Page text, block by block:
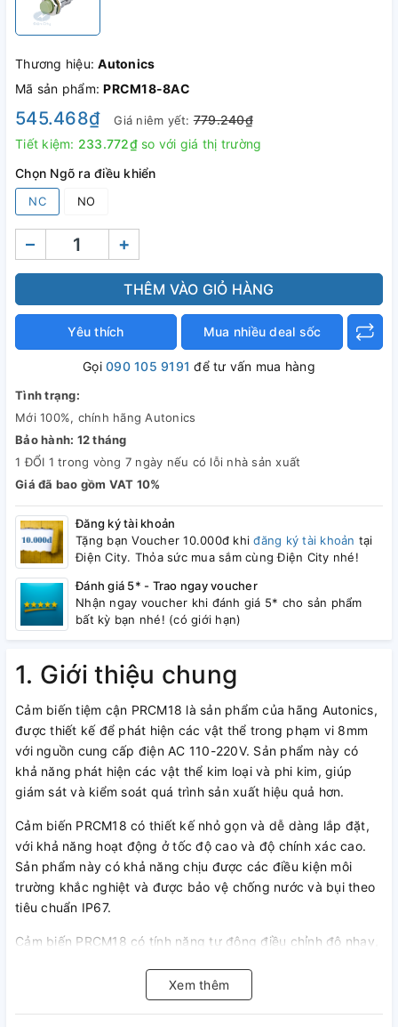
Thương hiệu:Autonics
Mã sản phẩm:PRCM18-8AC
545.468₫ Giá niêm yết:779.240₫
Tiết kiệm: 233.772₫ so với giá thị trường
Chọn Ngõ ra điều khiển
NC NO
– +
THÊM VÀO GIỎ HÀNG
Yêu thích Mua nhiều deal sốc
Gọi090 105 9191 để tư vấn mua hàng
Tình trạng:
Mới 100%, chính hãng Autonics
Bảo hành: 12 tháng
1 ĐỔI 1 trong vòng 7 ngày nếu có lỗi nhà sản xuất
Giá đã bao gồm VAT 10%
Đăng ký tài khoản
Tặng bạn Voucher 10.000đ khiđăng ký tài khoản tại
Điện City. Thỏa sức mua sắm cùng Điện City nhé!
Đánh giá 5* - Trao ngay voucher
Nhận ngay voucher khi đánh giá 5* cho sản phẩm
bất kỳ bạn nhé! (có giới hạn)
1. Giới thiệu chung
Cảm biến tiệm cận PRCM18 là sản phẩm của hãng Autonics,
được thiết kế để phát hiện các vật thể trong phạm vi 8mm
với nguồn cung cấp điện AC 110-220V. Sản phẩm này có
khả năng phát hiện các vật thể kim loại và phi kim, giúp
giám sát và kiểm soát quá trình sản xuất hiệu quả hơn.
Cảm biến PRCM18 có thiết kế nhỏ gọn và dễ dàng lắp đặt,
với khả năng hoạt động ở tốc độ cao và độ chính xác cao.
Sản phẩm này có khả năng chịu được các điều kiện môi
trường khắc nghiệt và được bảo vệ chống nước và bụi theo
tiêu chuẩn IP67.
Cảm biến PRCM18 có tính năng tự động điều chỉnh độ nhạy,
của con người. Sản phẩm này có thể được kết nối với các bộ
điều khiển và các thiết bị khác để giúp giám sát và kiểm
Xem thêm